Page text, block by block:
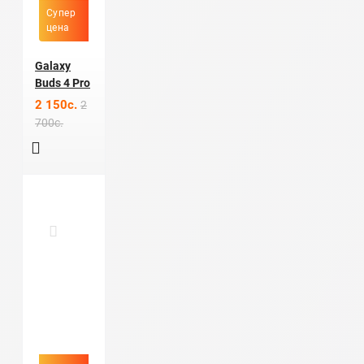
Супер
цена
Galaxy
Buds 4 Pro
2 150c. 2
700c.